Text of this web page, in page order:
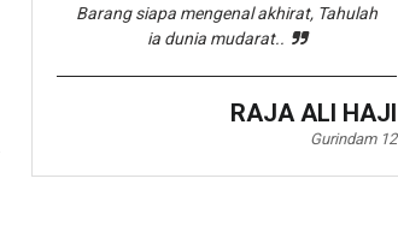
Barang siapa mengenal akhirat, Tahulah
ia dunia mudarat..
RAJA ALI HAJI
Gurindam 12